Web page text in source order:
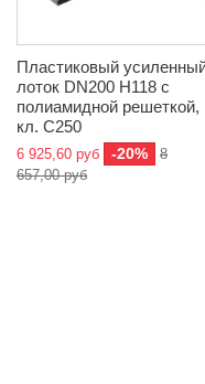
Пластиковый
лоток DN200 H118 с
полиамидной решеткой,
кл. C250
6 925,60 руб -20%
8
657,00 руб